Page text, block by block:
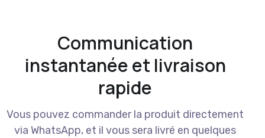
Communication
instantanée et livraison
rapide
Vous pouvez commander la produit directement
via WhatsApp, et il vous sera livré en quelques